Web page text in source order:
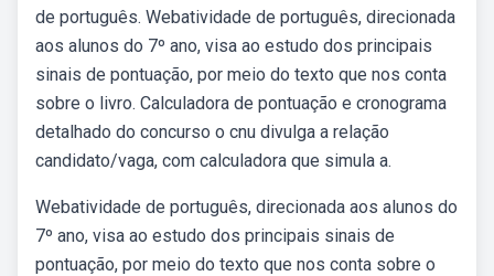
de português. Webatividade de português, direcionada
aos alunos do 7º ano, visa ao estudo dos principais
sinais de pontuação, por meio do texto que nos conta
sobre o livro. Calculadora de pontuação e cronograma
detalhado do concurso o cnu divulga a relação
candidato/vaga, com calculadora que simula a.
Webatividade de português, direcionada aos alunos do
7º ano, visa ao estudo dos principais sinais de
pontuação, por meio do texto que nos conta sobre o